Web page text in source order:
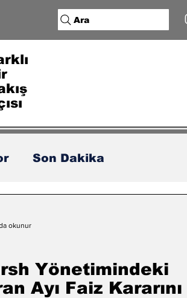
Ara
Son Dakika
Yönetimindeki
Ayı Faiz Kararını
okunur